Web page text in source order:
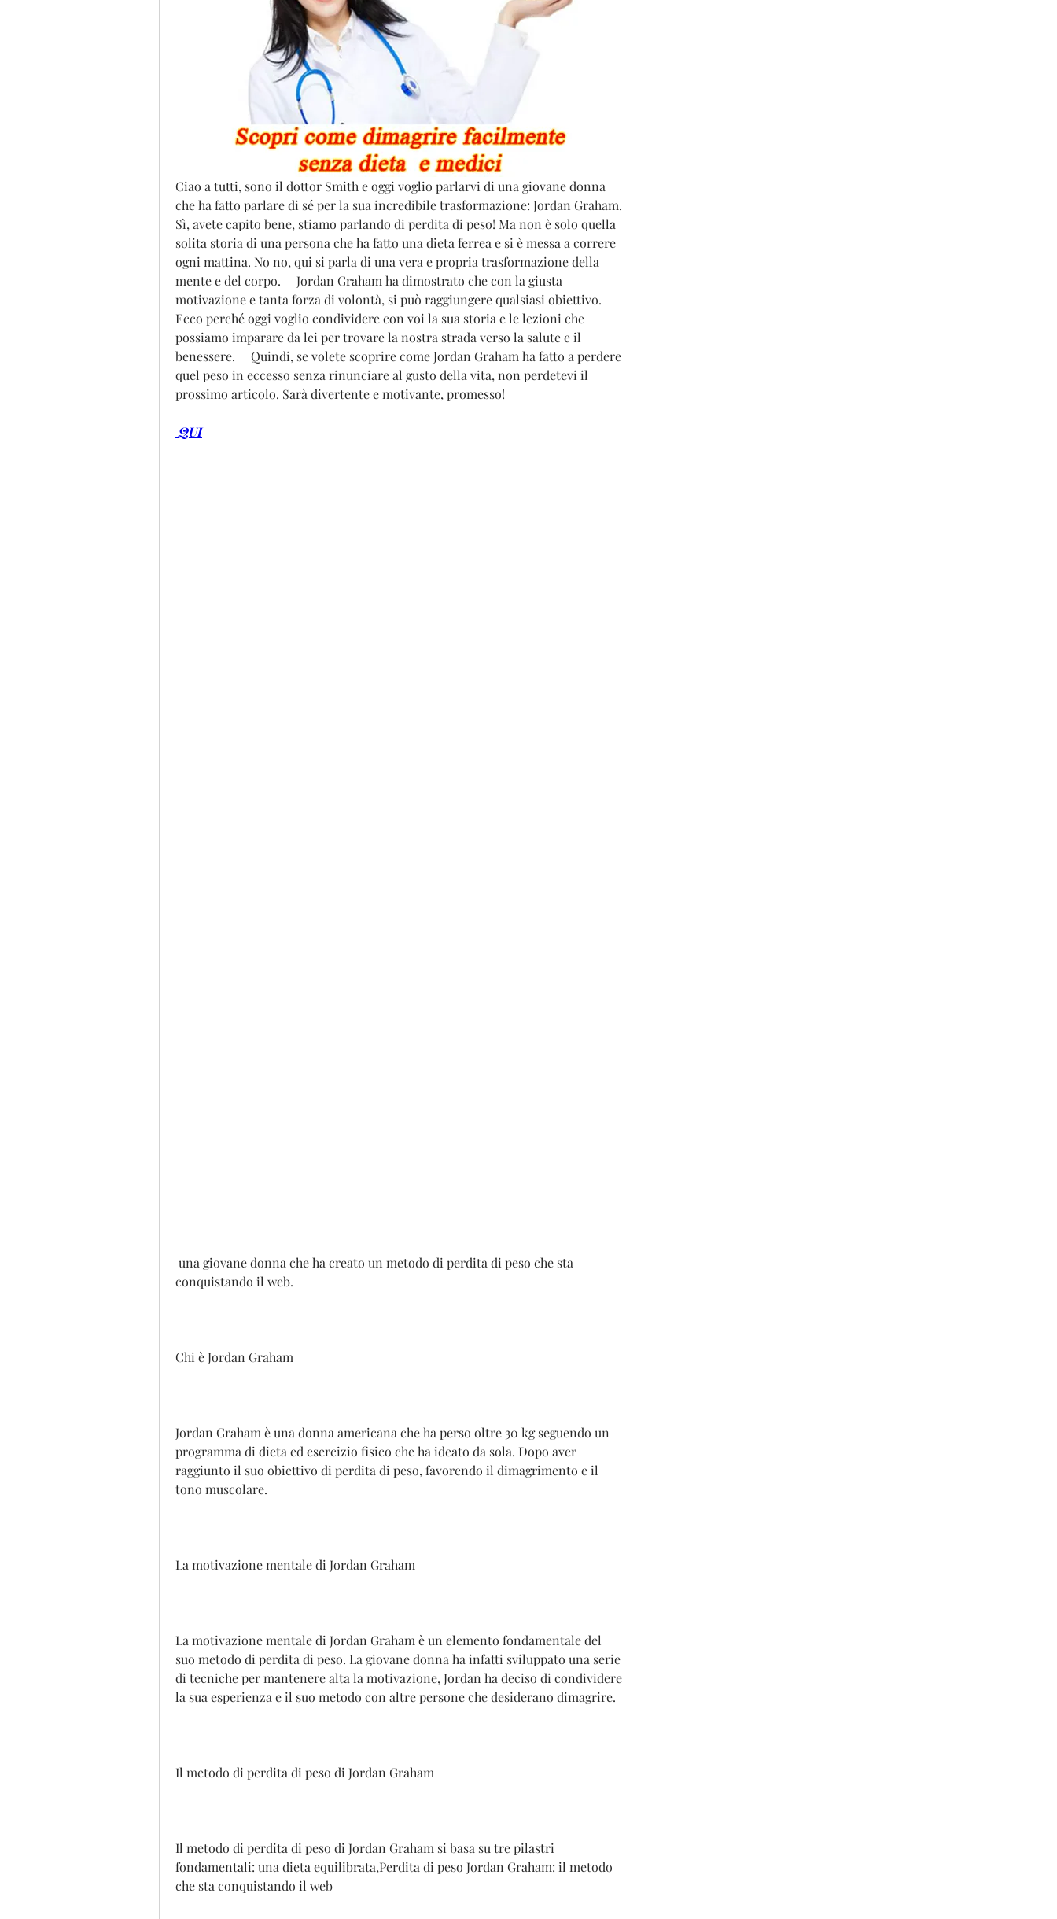
Ciao a tutti, sono il dottor Smith e oggi voglio parlarvi di una giovane donna
che ha fatto parlare di sé per la sua incredibile trasformazione: Jordan Graham.
Sì, avete capito bene, stiamo parlando di perdita di peso! Ma non è solo quella
solita storia di una persona che ha fatto una dieta ferrea e si è messa a correre
ogni mattina. No no, qui si parla di una vera e propria trasformazione della
mente e del corpo.     Jordan Graham ha dimostrato che con la giusta
motivazione e tanta forza di volontà, si può raggiungere qualsiasi obiettivo.
Ecco perché oggi voglio condividere con voi la sua storia e le lezioni che
possiamo imparare da lei per trovare la nostra strada verso la salute e il
benessere.     Quindi, se volete scoprire come Jordan Graham ha fatto a perdere
quel peso in eccesso senza rinunciare al gusto della vita, non perdetevi il
prossimo articolo. Sarà divertente e motivante, promesso!
QUI
conquistando il web.
Chi è Jordan Graham
Jordan Graham è una donna americana che ha perso oltre 30 kg seguendo un
programma di dieta ed esercizio fisico che ha ideato da sola. Dopo aver
raggiunto il suo obiettivo di perdita di peso, favorendo il dimagrimento e il
tono muscolare.
La motivazione mentale di Jordan Graham
La motivazione mentale di Jordan Graham è un elemento fondamentale del
suo metodo di perdita di peso. La giovane donna ha infatti sviluppato una serie
di tecniche per mantenere alta la motivazione, Jordan ha deciso di condividere
la sua esperienza e il suo metodo con altre persone che desiderano dimagrire.
Il metodo di perdita di peso di Jordan Graham
Il metodo di perdita di peso di Jordan Graham si basa su tre pilastri
fondamentali: una dieta equilibrata,Perdita di peso Jordan Graham: il metodo
che sta conquistando il web